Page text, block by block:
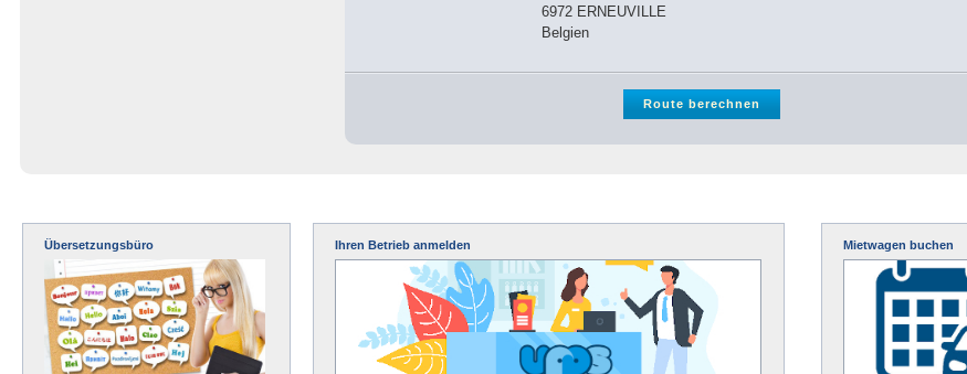
6972 ERNEUVILLE
Belgien
Übersetzungsbüro Ihren Betrieb anmelden Mietwagen buchen